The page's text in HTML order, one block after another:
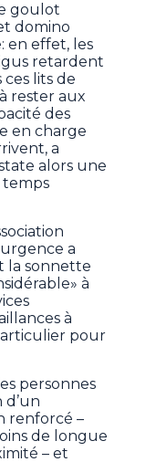
goulot
domino
en effet, les
retardent
lits de
rester aux
des
en charge
a
alors une
a
la sonnette
à
à
pour
personnes
d’un
renforcé –
de longue
– et